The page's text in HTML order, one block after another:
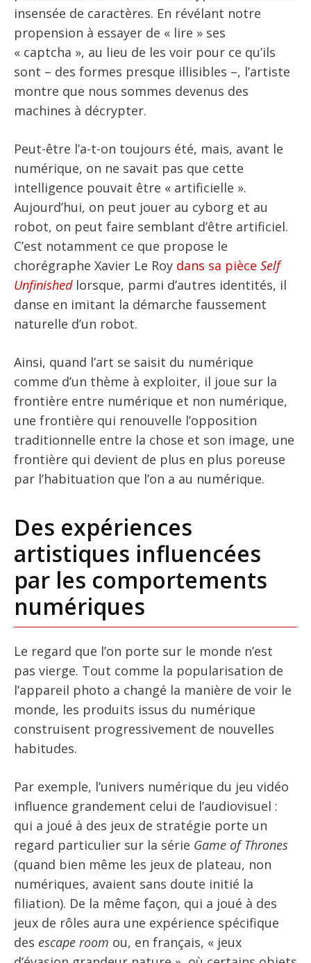
insensée de caractères. En révélant notre
propension à essayer de « lire » ses
« captcha », au lieu de les voir pour ce qu’ils
sont – des formes presque illisibles –, l’artiste
montre que nous sommes devenus des
machines à décrypter.
Peut-être l’a-t-on toujours été, mais, avant le
numérique, on ne savait pas que cette
intelligence pouvait être « artificielle ».
Aujourd’hui, on peut jouer au cyborg et au
robot, on peut faire semblant d’être artificiel.
C’est notamment ce que propose le
chorégraphe Xavier Le Roy dans sa pièce Self
Unfinishedlorsque, parmi d’autres identités, il
danse en imitant la démarche faussement
naturelle d’un robot.
Ainsi, quand l’art se saisit du numérique
comme d’un thème à exploiter, il joue sur la
frontière entre numérique et non numérique,
une frontière qui renouvelle l’opposition
traditionnelle entre la chose et son image, une
frontière qui devient de plus en plus poreuse
par l’habituation que l’on a au numérique.
Des expériences
artistiques influencées
par les comportements
numériques
Le regard que l’on porte sur le monde n’est
pas vierge. Tout comme la popularisation de
l’appareil photo a changé la manière de voir le
monde, les produits issus du numérique
construisent progressivement de nouvelles
habitudes.
Par exemple, l’univers numérique du jeu vidéo
influence grandement celui de l’audiovisuel :
qui a joué à des jeux de stratégie porte un
regard particulier sur la série Game of Thrones
(quand bien même les jeux de plateau, non
numériques, avaient sans doute initié la
filiation). De la même façon, qui a joué à des
jeux de rôles aura une expérience spécifique
des escape room ou, en français, « jeux